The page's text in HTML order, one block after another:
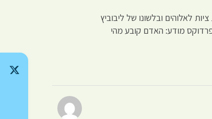
לאלוהים ובלשונו של ליבוביץ
מודע: האדם קובע מהי